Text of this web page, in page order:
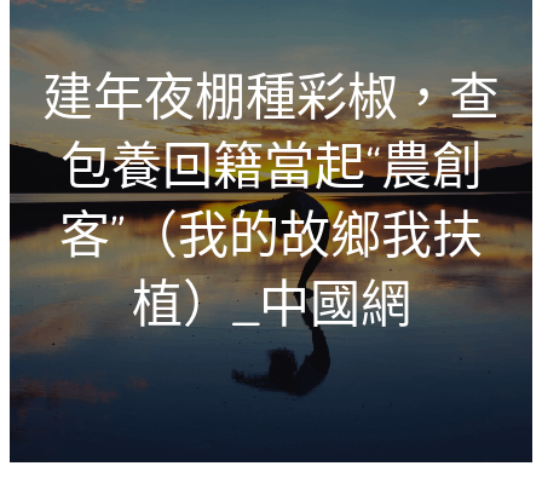
h
建年夜棚種彩椒，查
包養回籍當起“農創
客”（我的故鄉我扶
植）_中國網